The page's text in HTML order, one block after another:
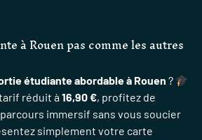
à Rouen pas comme les autres
étudiante abordable à Rouen ?
réduit à 16,90 €, profitez de
immersif sans vous soucier
simplement votre carte